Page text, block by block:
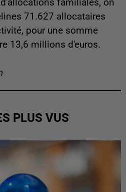
familiales, on
71.627 allocataires
pour une somme
13,6 millions d'euros.
PLUS VUS